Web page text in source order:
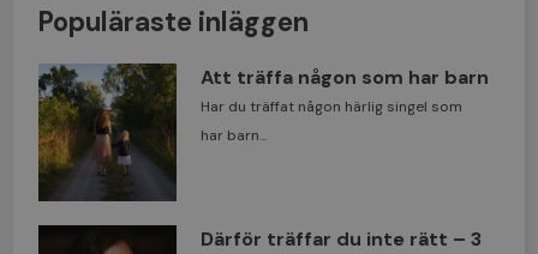
Populäraste inläggen
Att träffa någon som har barn
Har du träffat någon härlig singel som
har barn...
Därför träffar du inte rätt – 3